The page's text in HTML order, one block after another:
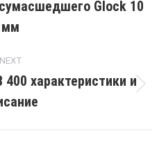
Previous
post:
Glock 10
мм
NEXT
post:
характеристики и